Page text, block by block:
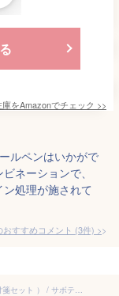
をAmazonでチェック >>
ルペンはいかがで
ネーションで、
処理が施されて
おすすめコメント (3件) >
CAVALLINI カバリーニ スティッキーノート （ 付箋セット ） / サボテン [ 付せん ふせん ポストイット おしゃれ かわいい ギフト プレゼント 海外 輸入 文房具 文具]